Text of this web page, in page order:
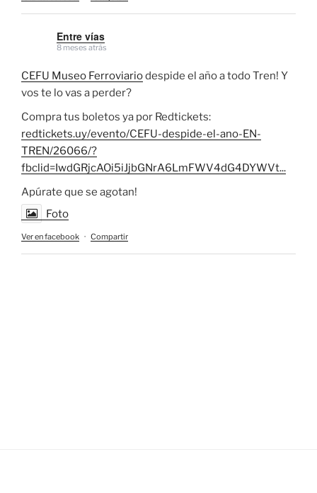
Entre vías
8 meses atrás
CEFU Museo Ferroviariodespide el año a todo Tren! Y
vos te lo vas a perder?
Compra tus boletos ya por Redtickets:
redtickets.uy/evento/CEFU-despide-el-ano-EN-
TREN/26066/?
fbclid=IwdGRjcAOi5iJjbGNrA6LmFWV4dG4DYWVt...
Apúrate que se agotan!
Foto
Ver en facebook · Compartir